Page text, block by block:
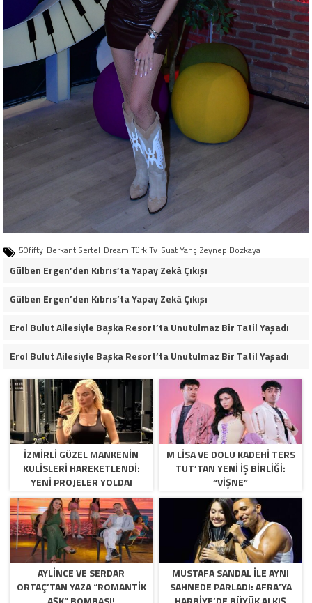
50fifty Berkant Sertel Dream Türk Tv Suat Yanç Zeynep Bozkaya
Gülben Ergen’den Kıbrıs’ta Yapay Zekâ Çıkışı
Gülben Ergen’den Kıbrıs’ta Yapay Zekâ Çıkışı
Erol Bulut Ailesiyle Başka Resort’ta Unutulmaz Bir Tatil Yaşadı
Erol Bulut Ailesiyle Başka Resort’ta Unutulmaz Bir Tatil Yaşadı
İZMİRLİ GÜZEL MANKENİN
KULİSLERİ HAREKETLENDİ:
YENİ PROJELER YOLDA!
M LISA VE DOLU KADEHI TERS
TUT’TAN YENI İŞ BIRLIĞI:
“VIŞNE”
AYLİNCE VE SERDAR
ORTAÇ’TAN YAZA “ROMANTİK
MUSTAFA SANDAL İLE AYNI
SAHNEDE PARLADI: AFRA’YA